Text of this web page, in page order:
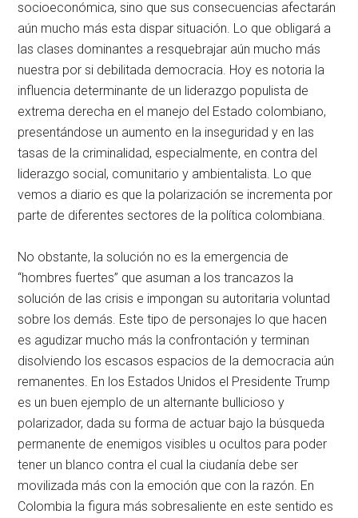
socioeconómica, sino que sus consecuencias afectarán
aún mucho más esta dispar situación. Lo que obligará a
las clases dominantes a resquebrajar aún mucho más
nuestra por si debilitada democracia. Hoy es notoria la
influencia determinante de un liderazgo populista de
extrema derecha en el manejo del Estado colombiano,
presentándose un aumento en la inseguridad y en las
tasas de la criminalidad, especialmente, en contra del
liderazgo social, comunitario y ambientalista. Lo que
vemos a diario es que la polarización se incrementa por
parte de diferentes sectores de la política colombiana.
No obstante, la solución no es la emergencia de
“hombres fuertes” que asuman a los trancazos la
solución de las crisis e impongan su autoritaria voluntad
sobre los demás. Este tipo de personajes lo que hacen
es agudizar mucho más la confrontación y terminan
disolviendo los escasos espacios de la democracia aún
remanentes. En los Estados Unidos el Presidente Trump
es un buen ejemplo de un alternante bullicioso y
polarizador, dada su forma de actuar bajo la búsqueda
permanente de enemigos visibles u ocultos para poder
tener un blanco contra el cual la ciudanía debe ser
movilizada más con la emoción que con la razón. En
Colombia la figura más sobresaliente en este sentido es